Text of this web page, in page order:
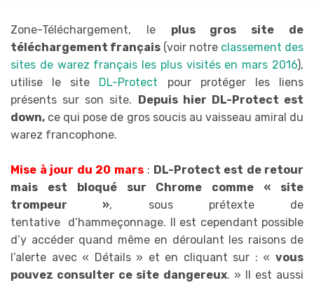
Zone-Téléchargement, le plus gros site de
téléchargement français (voir notre classement des
sites de warez français les plus visités en mars 2016),
utilise le site DL-Protect pour protéger les liens
présents sur son site. Depuis hier DL-Protect est
down, ce qui pose de gros soucis au vaisseau amiral du
warez francophone.
Mise à jour du 20 mars : DL-Protect est de retour
mais est bloqué sur Chrome comme « site
trompeur », sous prétexte de
tentative d’hammeçonnage. Il est cependant possible
d’y accéder quand même en déroulant les raisons de
l’alerte avec « Détails » et en cliquant sur : « vous
pouvez consulter ce site dangereux. » Il est aussi